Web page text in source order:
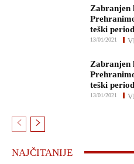
Zabranjen
teški period
13/01/2021
Zabranjen
teški period
13/01/2021
NAJČITANIJE